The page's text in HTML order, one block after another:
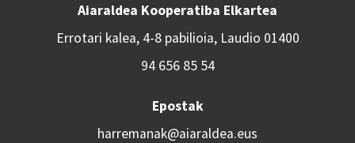
Aiaraldea Kooperatiba Elkartea
Errotari kalea, 4-8 pabilioia, Laudio 01400
94 656 85 54
Epostak
harremanak@aiaraldea.eus